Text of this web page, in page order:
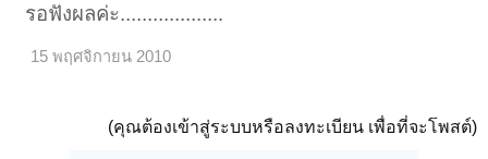
รอฟังผลค่ะ...................
15 พฤศจิกายน 2010
(คุณต้องเข้าสู่ระบบหรือลงทะเบียน เพื่อที่จะโพสต์)